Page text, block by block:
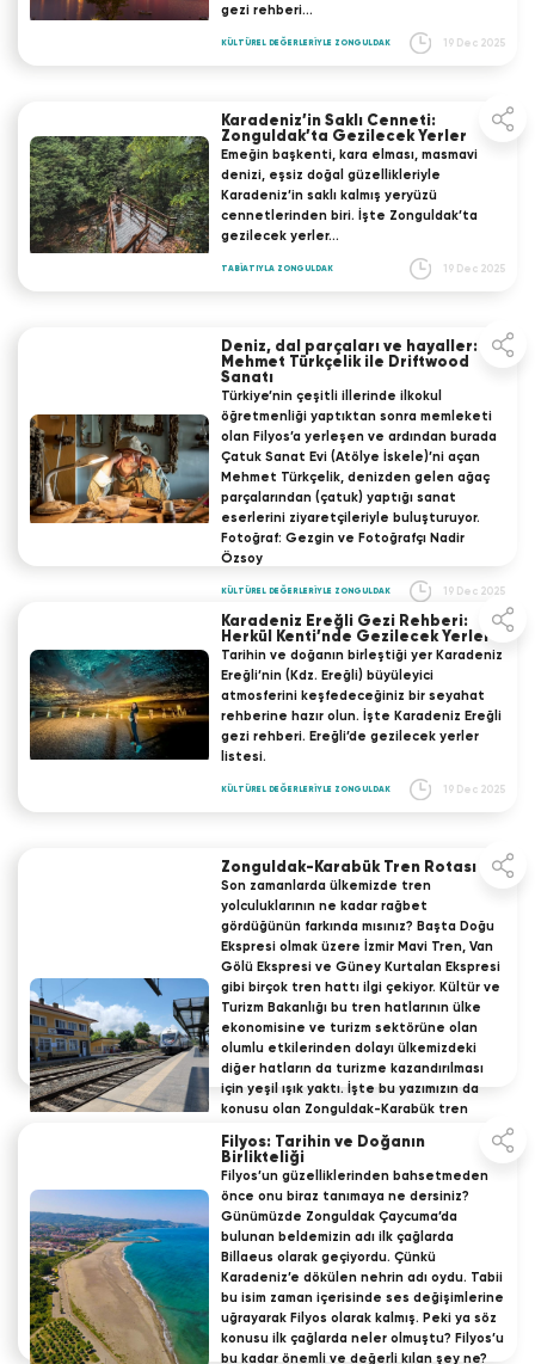
gezi rehberi…
KÜLTÜREL DEĞERLERİYLE ZONGULDAK 19 Dec 2025
Karadeniz’in Saklı Cenneti:
Zonguldak’ta Gezilecek Yerler
Emeğin başkenti, kara elması, masmavi
denizi, eşsiz doğal güzellikleriyle
Karadeniz’in saklı kalmış yeryüzü
cennetlerinden biri. İşte Zonguldak’ta
gezilecek yerler…
TABİATIYLA ZONGULDAK 19 Dec 2025
Deniz, dal parçaları ve hayaller:
Mehmet Türkçelik ile Driftwood
Sanatı
Türkiye’nin çeşitli illerinde ilkokul
öğretmenliği yaptıktan sonra memleketi
olan Filyos’a yerleşen ve ardından burada
Çatuk Sanat Evi (Atölye İskele)’ni açan
Mehmet Türkçelik, denizden gelen ağaç
parçalarından (çatuk) yaptığı sanat
eserlerini ziyaretçileriyle buluşturuyor.
Fotoğraf: Gezgin ve Fotoğrafçı Nadir
Özsoy
KÜLTÜREL DEĞERLERİYLE ZONGULDAK 19 Dec 2025
Karadeniz Ereğli Gezi Rehberi:
Herkül Kenti’nde Gezilecek Yerler
​ Tarihin ve doğanın birleştiği yer Karadeniz
Ereğli’nin (Kdz. Ereğli) büyüleyici
atmosferini keşfedeceğiniz bir seyahat
rehberine hazır olun. İşte Karadeniz Ereğli
gezi rehberi. Ereğli’de gezilecek yerler
listesi.
KÜLTÜREL DEĞERLERİYLE ZONGULDAK 19 Dec 2025
Zonguldak-Karabük Tren Rotası
Son zamanlarda ülkemizde tren
yolculuklarının ne kadar rağbet
gördüğünün farkında mısınız? Başta Doğu
Ekspresi olmak üzere İzmir Mavi Tren, Van
Gölü Ekspresi ve Güney Kurtalan Ekspresi
gibi birçok tren hattı ilgi çekiyor. Kültür ve
Turizm Bakanlığı bu tren hatlarının ülke
ekonomisine ve turizm sektörüne olan
olumlu etkilerinden dolayı ülkemizdeki
diğer hatların da turizme kazandırılması
için yeşil ışık yaktı. İşte bu yazımızın da
konusu olan Zonguldak-Karabük tren
hatlardan bir tanesi. Peki sizce neden
özellikle bu tren hattının ülkede
yaygınlaşması hedefleniyor?
DENEYİMLERİYLE ZONGULDAK 19 Dec 2025
Filyos: Tarihin ve Doğanın
Birlikteliği
Filyos’un güzelliklerinden bahsetmeden
önce onu biraz tanımaya ne dersiniz?
Günümüzde Zonguldak Çaycuma’da
bulunan beldemizin adı ilk çağlarda
Billaeus olarak geçiyordu. Çünkü
Karadeniz’e dökülen nehrin adı oydu. Tabii
bu isim zaman içerisinde ses değişimlerine
uğrayarak Filyos olarak kalmış. Peki ya söz
konusu ilk çağlarda neler olmuştu? Filyos’u
bu kadar önemli ve değerli kılan şey ne?